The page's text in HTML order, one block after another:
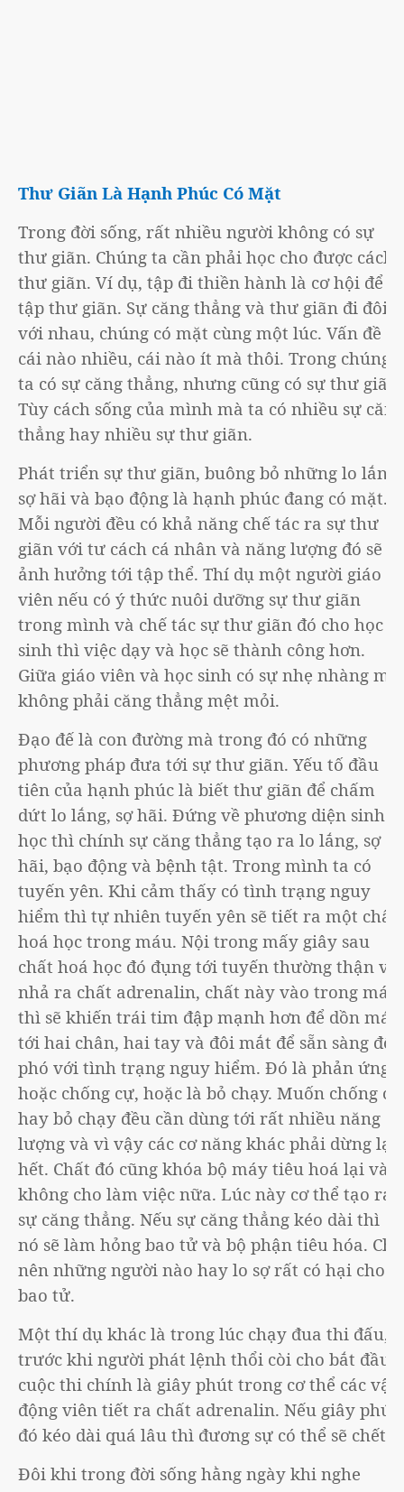
Thư Giãn Là Hạnh Phúc Có Mặt
Trong đời sống, rất nhiều người không có sự
thư giãn. Chúng ta cần phải học cho được cách
thư giãn. Ví dụ, tập đi thiền hành là cơ hội để
tập thư giãn. Sự căng thẳng và thư giãn đi đôi
với nhau, chúng có mặt cùng một lúc. Vấn đề là
cái nào nhiều, cái nào ít mà thôi. Trong chúng
ta có sự căng thẳng, nhưng cũng có sự thư giãn.
Tùy cách sống của mình mà ta có nhiều sự căng
thẳng hay nhiều sự thư giãn.
Phát triển sự thư giãn, buông bỏ những lo lắng,
sợ hãi và bạo động là hạnh phúc đang có mặt.
Mỗi người đều có khả năng chế tác ra sự thư
giãn với tư cách cá nhân và năng lượng đó sẽ
ảnh hưởng tới tập thể. Thí dụ một người giáo
viên nếu có ý thức nuôi dưỡng sự thư giãn
trong mình và chế tác sự thư giãn đó cho học
sinh thì việc dạy và học sẽ thành công hơn.
Giữa giáo viên và học sinh có sự nhẹ nhàng mà
không phải căng thẳng mệt mỏi.
Đạo đế là con đường mà trong đó có những
phương pháp đưa tới sự thư giãn. Yếu tố đầu
tiên của hạnh phúc là biết thư giãn để chấm
dứt lo lắng, sợ hãi. Đứng về phương diện sinh
học thì chính sự căng thẳng tạo ra lo lắng, sợ
hãi, bạo động và bệnh tật. Trong mình ta có
tuyến yên. Khi cảm thấy có tình trạng nguy
hiểm thì tự nhiên tuyến yên sẽ tiết ra một chất
hoá học trong máu. Nội trong mấy giây sau
chất hoá học đó đụng tới tuyến thường thận và
nhả ra chất adrenalin, chất này vào trong máu
thì sẽ khiến trái tim đập mạnh hơn để dồn máu
tới hai chân, hai tay và đôi mắt để sẵn sàng đối
phó với tình trạng nguy hiểm. Đó là phản ứng
hoặc chống cự, hoặc là bỏ chạy. Muốn chống cự
hay bỏ chạy đều cần dùng tới rất nhiều năng
lượng và vì vậy các cơ năng khác phải dừng lại
hết. Chất đó cũng khóa bộ máy tiêu hoá lại và
không cho làm việc nữa. Lúc này cơ thể tạo ra
sự căng thẳng. Nếu sự căng thẳng kéo dài thì
nó sẽ làm hỏng bao tử và bộ phận tiêu hóa. Cho
nên những người nào hay lo sợ rất có hại cho
bao tử.
Một thí dụ khác là trong lúc chạy đua thi đấu,
trước khi người phát lệnh thổi còi cho bắt đầu
cuộc thi chính là giây phút trong cơ thể các vận
động viên tiết ra chất adrenalin. Nếu giây phút
đó kéo dài quá lâu thì đương sự có thể sẽ chết.
Đôi khi trong đời sống hằng ngày khi nghe